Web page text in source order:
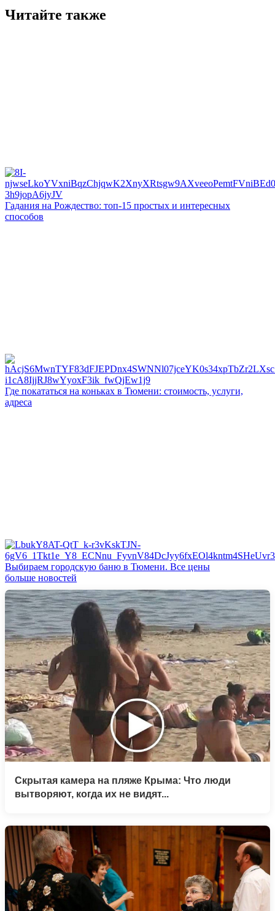
Читайте также
Гадания на Рождество: топ-15 простых и интересных
способов
Где покататься на коньках в Тюмени: стоимость, услуги,
адреса
Выбираем городскую баню в Тюмени. Все цены
больше новостей
Скрытая камера на пляже Крыма: Что люди
вытворяют, когда их не видят...